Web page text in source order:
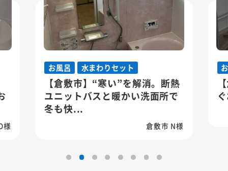
様
お風呂 水まわりセット
【倉敷市】“寒い”を解消。断熱
ユニットバスと暖かい洗面所で
冬も快...
倉敷市 N様